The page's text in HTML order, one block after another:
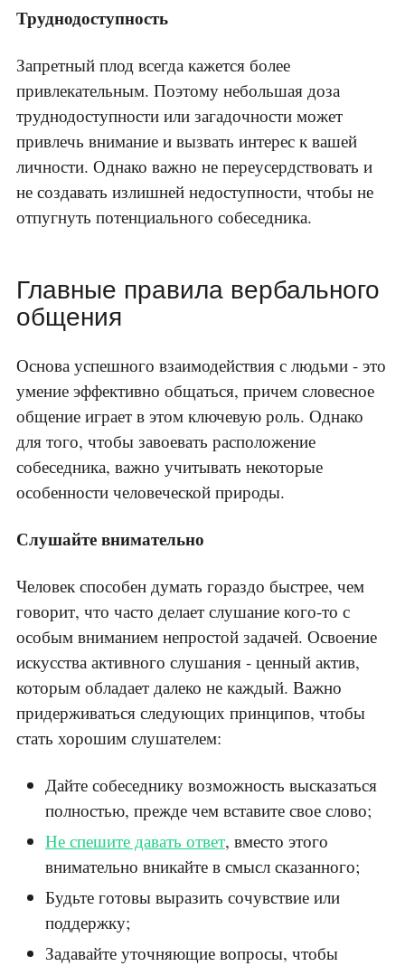
Труднодоступность
Запретный плод всегда кажется более
привлекательным. Поэтому небольшая доза
труднодоступности или загадочности может
привлечь внимание и вызвать интерес к вашей
личности. Однако важно не переусердствовать и
не создавать излишней недоступности, чтобы не
отпугнуть потенциального собеседника.
Главные правила вербального
общения
Основа успешного взаимодействия с людьми - это
умение эффективно общаться, причем словесное
общение играет в этом ключевую роль. Однако
для того, чтобы завоевать расположение
собеседника, важно учитывать некоторые
особенности человеческой природы.
Слушайте внимательно
Человек способен думать гораздо быстрее, чем
говорит, что часто делает слушание кого-то с
особым вниманием непростой задачей. Освоение
искусства активного слушания - ценный актив,
которым обладает далеко не каждый. Важно
придерживаться следующих принципов, чтобы
стать хорошим слушателем:
Дайте собеседнику возможность высказаться
полностью, прежде чем вставите свое слово;
Не спешите давать ответ, вместо этого
внимательно вникайте в смысл сказанного;
Будьте готовы выразить сочувствие или
поддержку;
Задавайте уточняющие вопросы, чтобы